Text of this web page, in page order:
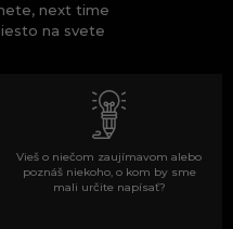
next time
na svete
Vieš o niečom zaujímavom alebo
poznáš niekoho, o kom by sme
mali určite napísať?